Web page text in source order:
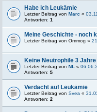
Habe ich Leukämie
Letzter Beitrag von Marc «
Antworten: 1
Meine Geschichte - noch
Letzter Beitrag von Ommog «
Keine Neutrophile 3
Letzter Beitrag von NL «
Antworten: 5
Verdacht auf Leukämie
Letzter Beitrag von Svea «
Antworten: 2